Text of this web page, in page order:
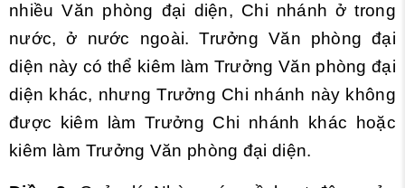
nhiều Văn phòng đại diện, Chi nhánh ở trong
nước, ở nước ngoài. Trưởng Văn phòng đại
diện này có thể kiêm làm Trưởng Văn phòng đại
diện khác, nhưng Trưởng Chi nhánh này không
được kiêm làm Trưởng Chi nhánh khác hoặc
kiêm làm Trưởng Văn phòng đại diện.